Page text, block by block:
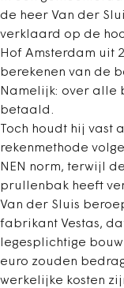
de heer Van der
verklaard op de
Hof Amsterdam uit
berekenen van de
Namelijk: over alle
betaald.
Toch houdt hij vast
rekenmethode
NEN norm, terwijl
prullenbak heeft
Van der Sluis
fabrikant Vestas,
legesplichtige
euro zouden
werkelijke kosten